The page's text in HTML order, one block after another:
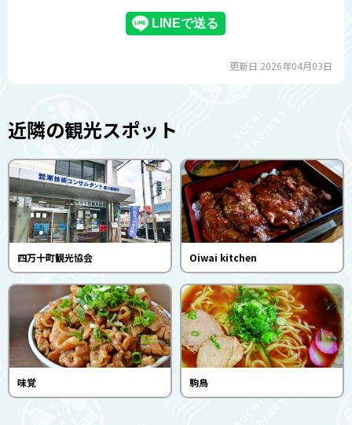
更新日 2026年04月03日
近隣の観光スポット
四万十町観光協会 Oiwai kitchen
味覚 駒鳥